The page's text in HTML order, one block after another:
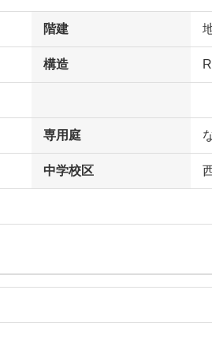
階建
構造
専用庭
中学校区